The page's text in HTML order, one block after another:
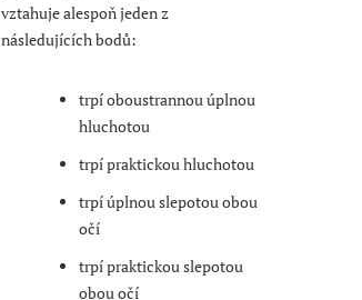
vztahuje alespoň jeden z
následujících bodů:
trpí oboustrannou úplnou
hluchotou
trpí praktickou hluchotou
trpí úplnou slepotou obou
očí
trpí praktickou slepotou
obou očí